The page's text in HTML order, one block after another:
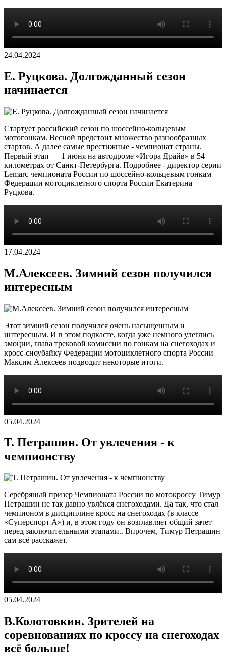
24.04.2024
Е. Руцкова. Долгожданный сезон
начинается
Стартует российский сезон по шоссейно-кольцевым
мотогонкам. Весной предстоит множество разнообразных
стартов. А далее самые престижные - чемпионат страны.
Первый этап — 1 июня на автодроме «Игора Драйв» в 54
километрах от Санкт-Петербурга. Подробнее - директор серии
Lemarc чемпионата России по шоссейно-кольцевым гонкам
Федерации мотоциклетного спорта России Екатерина
Руцкова.
17.04.2024
М.Алексеев. Зимний сезон получился
интересным
Этот зимний сезон получился очень насыщенным и
интересным. И в этом подкасте, когда уже немного улеглись
эмоции, глава трековой комиссии по гонкам на снегоходах и
кросс-сноубайку Федерации мотоциклетного спорта России
Максим Алексеев подводит некоторые итоги.
05.04.2024
Т. Петрашин. От увлечения - к
чемпионству
Серебряный призер Чемпионата России по мотокроссу Тимур
Петрашин не так давно увлёкся снегоходами. Да так, что стал
чемпионом в дисциплине кросс на снегоходах (в классе
«Суперспорт А») и, в этом году он возглавляет общий зачет
перед заключительными этапами.. Впрочем, Тимур Петрашин
сам всё расскажет.
05.04.2024
В.Колотовкин. Зрителей на
соревнованиях по кроссу на снегоходах
всё больше!